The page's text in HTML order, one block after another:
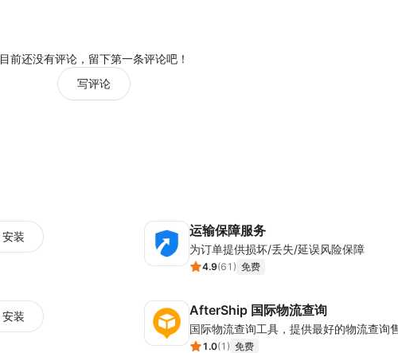
目前还没有评论，留下第一条评论吧！
写评论
安装 运输保障服务
为订单提供损坏/丢失/延误风险保障
4.9(61 ) 免费
安装 AfterShip 国际物流查询
1.0(1 ) 免费